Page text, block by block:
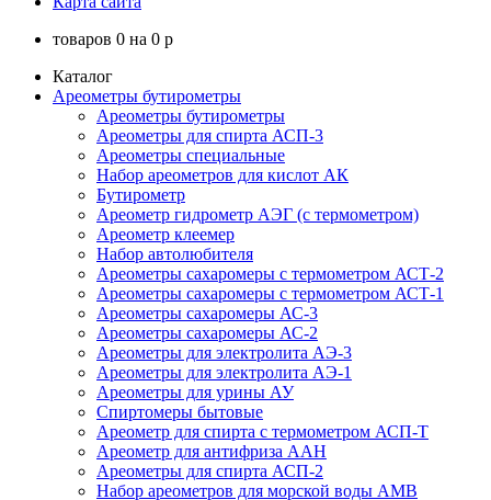
товаров 0 на 0 p
Каталог
Ареометры бутирометры
Ареометры бутирометры
Ареометры для спирта АСП-3
Ареометры специальные
Набор ареометров для кислот АК
Бутирометр
Ареометр гидрометр АЭГ (с термометром)
Ареометр клеемер
Набор автолюбителя
Ареометры сахаромеры с термометром АСТ-2
Ареометры сахаромеры с термометром АСТ-1
Ареометры сахаромеры АС-3
Ареометры сахаромеры АС-2
Ареометры для электролита АЭ-3
Ареометры для электролита АЭ-1
Ареометры для урины АУ
Спиртомеры бытовые
Ареометр для спирта с термометром АСП-Т
Ареометр для антифриза ААН
Ареометры для спирта АСП-2
Набор ареометров для морской воды АМВ